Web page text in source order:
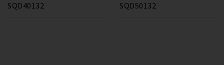
SQD40132 SQD50132